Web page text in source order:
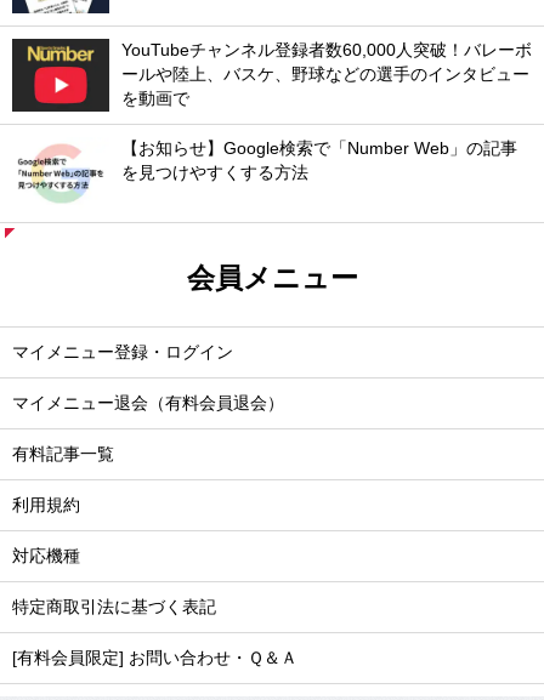
YouTubeチャンネル登録者数60,000人突破！バレーボ
ールや陸上、バスケ、野球などの選手のインタビュー
を動画で
【お知らせ】Google検索で「Number Web」の記事
を見つけやすくする方法
会員メニュー
マイメニュー登録・ログイン
マイメニュー退会（有料会員退会）
有料記事一覧
利用規約
対応機種
特定商取引法に基づく表記
[有料会員限定] お問い合わせ・Ｑ＆Ａ